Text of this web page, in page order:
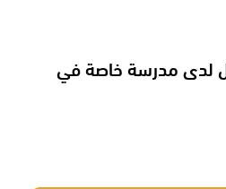
لدى مدرسة خاصة في